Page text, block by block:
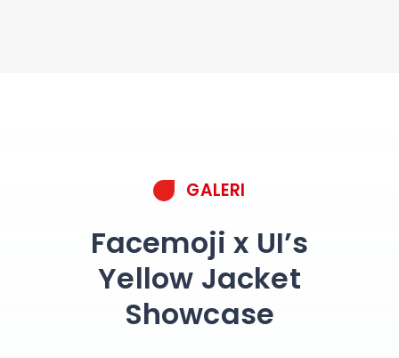
GALERI
Facemoji x UI’s
Yellow Jacket
Showcase